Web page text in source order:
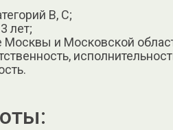
В, С;
лет;
Москвы и Московской